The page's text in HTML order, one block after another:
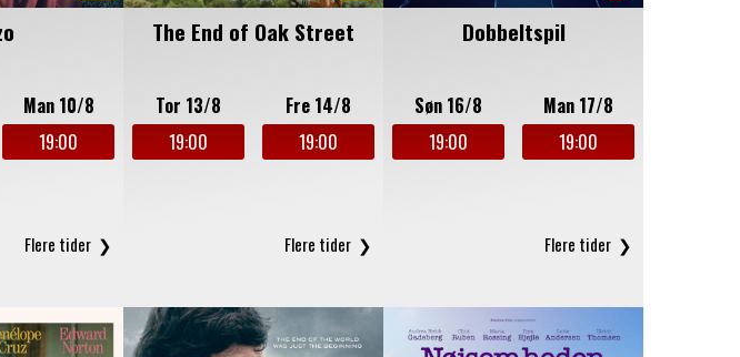
Man 10/8
19:00
The End of Oak Street
Tor 13/8
19:00
Fre 14/8
19:00
Dobbeltspil
Søn 16/8
19:00
Man 17/8
19:00